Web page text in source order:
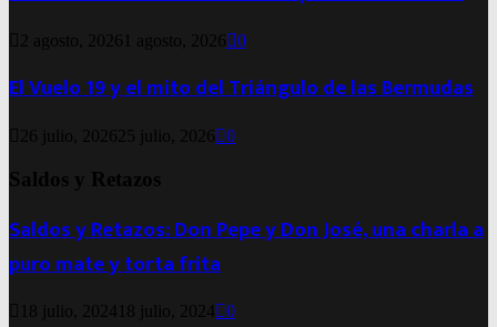
2 agosto, 2026 1 agosto, 2026 0
El Vuelo 19 y el mito del Triángulo de las Bermudas
26 julio, 2026 25 julio, 2026 0
Saldos y Retazos
Saldos y Retazos: Don Pepe y Don José, una charla a
puro mate y torta frita
18 julio, 2024 18 julio, 2024 0